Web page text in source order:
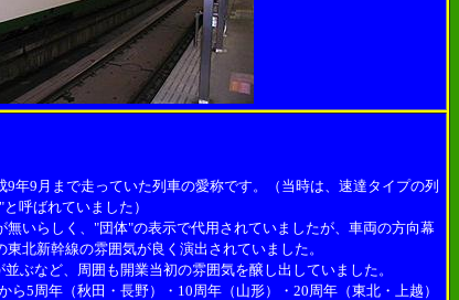
年9月まで走っていた列車の愛称です。（当時は、速達タイプの列
呼ばれていました）
いらしく、"団体"の表示で代用されていましたが、車両の方向幕
北新幹線の雰囲気が良く演出されていました。
ぶなど、周囲も開業当初の雰囲気を醸し出していました。
5周年（秋田・長野）・10周年（山形）・20周年（東北・上越）